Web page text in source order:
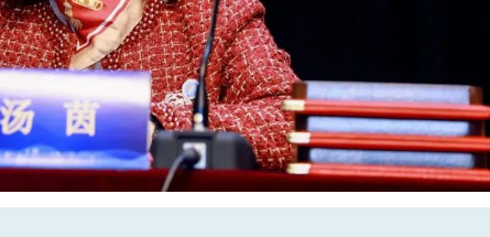
升服务新能力。开展“一会一品一亮点”特色品牌创建活动，
商协会活动。以高标准落实巡察整改为契机，进一步强化机
设，确保各项工作始终保持全省乃至全国工商联系统前列。